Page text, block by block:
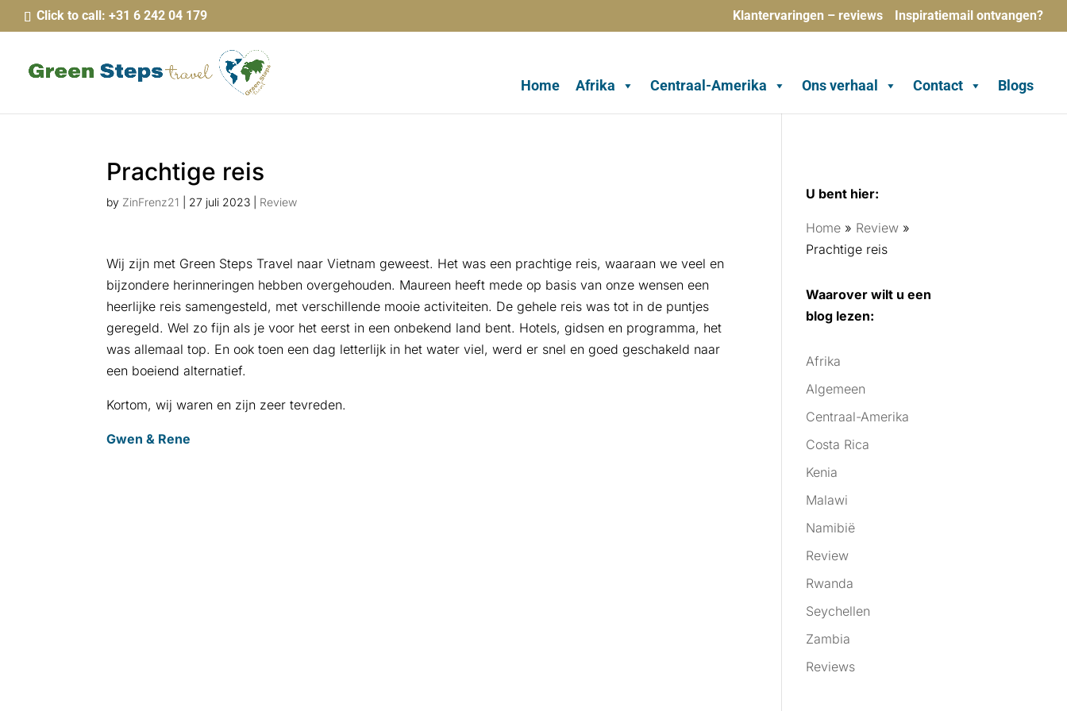
Click to call: +31 6 242 04 179 Klantervaringen – reviews Inspiratiemail ontvangen?
Home Afrika Centraal-Amerika Ons verhaal Contact Blogs
Prachtige reis
by ZinFrenz21 27 juli 2023 Review
Wij zijn met Green Steps Travel naar Vietnam geweest. Het was een prachtige reis, waaraan we veel en
bijzondere herinneringen hebben overgehouden. Maureen heeft mede op basis van onze wensen een
heerlijke reis samengesteld, met verschillende mooie activiteiten. De gehele reis was tot in de puntjes
geregeld. Wel zo fijn als je voor het eerst in een onbekend land bent. Hotels, gidsen en programma, het
was allemaal top. En ook toen een dag letterlijk in het water viel, werd er snel en goed geschakeld naar
een boeiend alternatief.
Kortom, wij waren en zijn zeer tevreden.
Gwen & Rene
U bent hier:
Home » Review »
Prachtige reis
Waarover wilt u een
blog lezen:
Afrika
Algemeen
Centraal-Amerika
Costa Rica
Kenia
Malawi
Namibië
Review
Rwanda
Seychellen
Zambia
Reviews